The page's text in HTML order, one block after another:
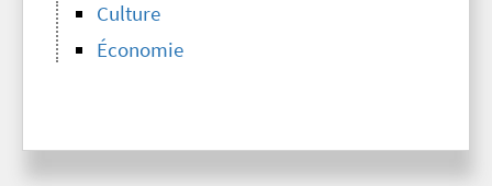
Culture
Économie